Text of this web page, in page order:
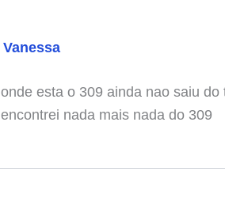
Vanessa
onde esta o 309 ainda nao saiu
encontrei nada mais nada do 309